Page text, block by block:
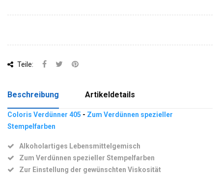
Teile:
Beschreibung Artikeldetails
Coloris Verdünner 405 - Zum Verdünnen spezieller
Stempelfarben
Alkoholartiges Lebensmittelgemisch
Zum Verdünnen spezieller Stempelfarben
Zur Einstellung der gewünschten Viskosität